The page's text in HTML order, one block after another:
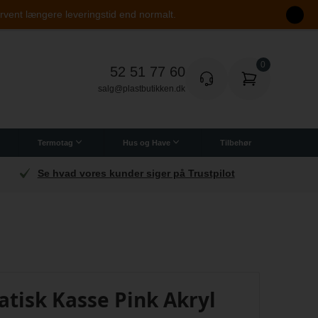
længere leveringstid end normalt.
52 51 77 60
salg@plastbutikken.dk
Termotag Hus og Have Tilbehør
Danmarks Bedste - både til private og erhverv
Kasse Pink Akryl